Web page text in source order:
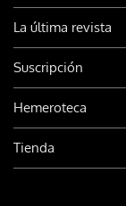
La última revista
Suscripción
Hemeroteca
Tienda